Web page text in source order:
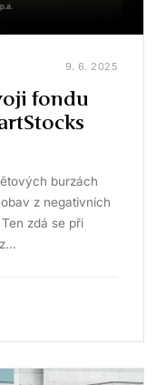
9. 6. 2025
fondu
burzách
z negativních
zdá se při